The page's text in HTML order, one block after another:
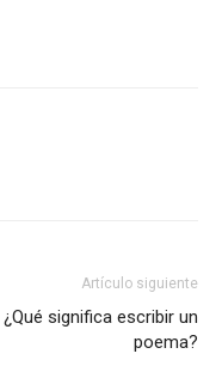
Artículo siguiente
¿Qué significa escribir un
poema?